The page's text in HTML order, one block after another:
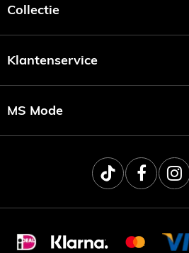
Collectie
Klantenservice
MS Mode